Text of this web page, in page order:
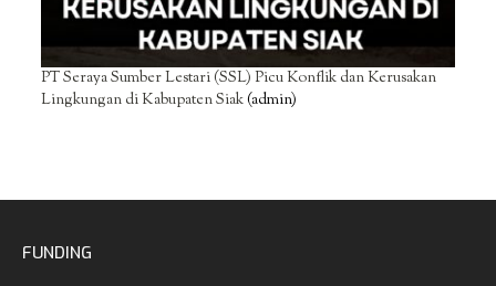
PT Seraya Sumber Lestari (SSL) Picu Konflik dan Kerusakan
Lingkungan di Kabupaten Siak(admin)
FUNDING